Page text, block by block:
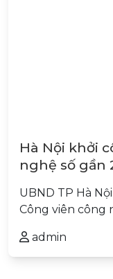
Hà Nội khởi
nghệ số gần
UBND TP Hà
Công viên công
admin